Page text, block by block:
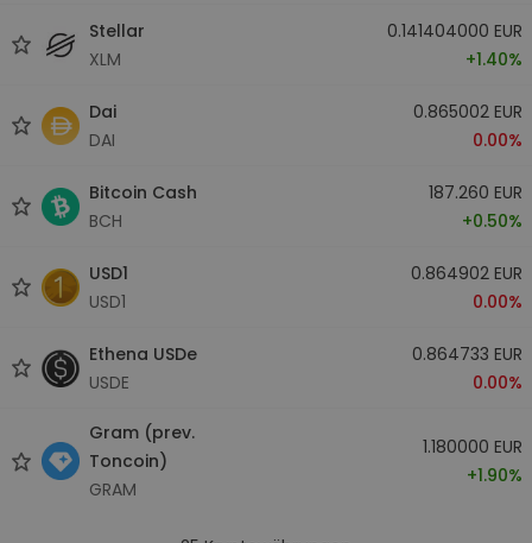
Stellar
XLM
0.141404000 EUR
+1.40%
Dai
DAI
0.865002 EUR
0.00%
Bitcoin Cash
BCH
187.260 EUR
+0.50%
USD1
USD1
0.864902 EUR
0.00%
Ethena USDe
USDE
0.864733 EUR
0.00%
Gram (prev.
Toncoin)
GRAM
1.180000 EUR
+1.90%